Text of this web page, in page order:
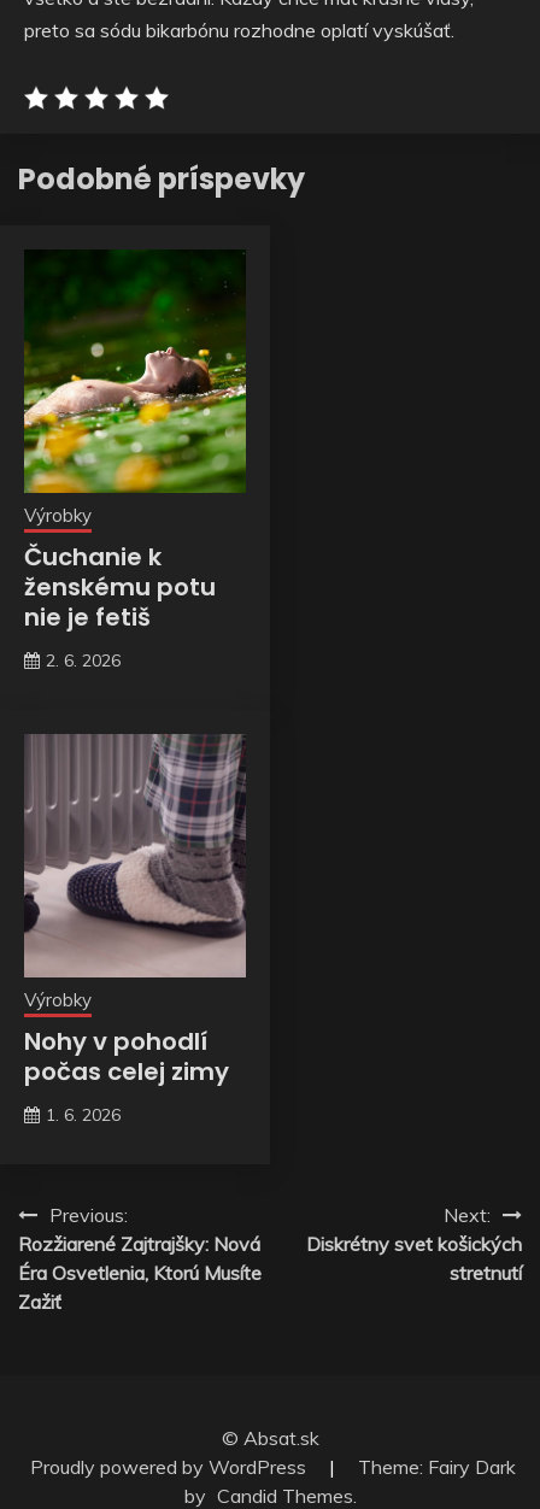
preto sa sódu bikarbónu rozhodne oplatí vyskúšať.
Podobné príspevky
Výrobky
Čuchanie k
ženskému potu
nie je fetiš
2. 6. 2026
Výrobky
Nohy v pohodlí
počas celej zimy
1. 6. 2026
Navigace
pro
příspěvek
Previous:
Rozžiarené Zajtrajšky: Nová
Éra Osvetlenia, Ktorú Musíte
Zažiť
Next:
Diskrétny svet košických
stretnutí
© Absat.sk
Proudly powered by WordPress
|
Theme: Fairy Dark
by Candid Themes